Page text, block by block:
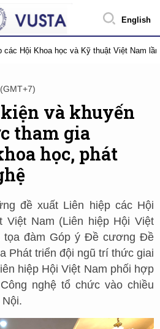
English
các Hội Khoa học và Kỹ thuật Việt Nam
và khuyến
tham gia
học, phát
đề xuất Liên hiệp các Hội
Việt Nam (Liên hiệp Hội Việt
tọa đàm Góp ý Đề cương Đề
Phát triển đội ngũ trí thức giai
hiệp Hội Việt Nam phối hợp
nghệ tổ chức vào chiều